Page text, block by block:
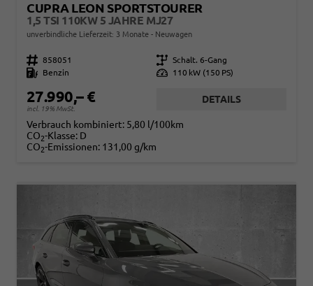
CUPRA LEON SPORTSTOURER
1,5 TSI 110KW 5 JAHRE MJ27
unverbindliche Lieferzeit: 3 Monate Neuwagen
Fahrzeugnr. 858051 Getriebe Schalt. 6-Gang
Kraftstoff
Benzin Leistung 110 kW (150 PS)
27.990,– €
incl. 19% MwSt.
DETAILS
Verbrauch kombiniert: 5,80 l/100km
CO2-Klasse: D
CO2-Emissionen: 131,00 g/km